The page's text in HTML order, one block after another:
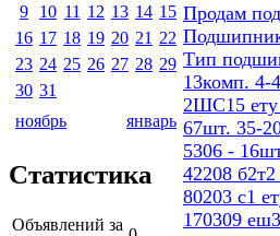
9
10 11 12 13 14 15
16 17 18 19 20 21 22
23 24 25 26 27 28 29
30 31
ноябрь
январь
Статистика
Объявлений за
Продам
Тип
13комп.
2ШС15 ету
67шт. 35-
5306 -
42208
80203 с1
170309